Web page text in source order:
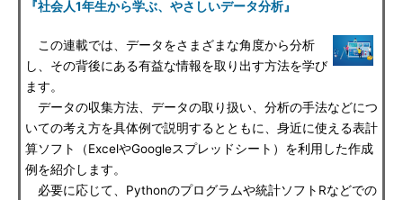
『社会人1年生から学ぶ、やさしいデータ分析』
この連載では、データをさまざまな角度から分析
し、その背後にある有益な情報を取り出す方法を学び
ます。
データの収集方法、データの取り扱い、分析の手法などにつ
いての考え方を具体例で説明するとともに、身近に使える表計
算ソフト（ExcelやGoogleスプレッドシート）を利用した作成
例を紹介します。
必要に応じて、Pythonのプログラムや統計ソフトRなどでの